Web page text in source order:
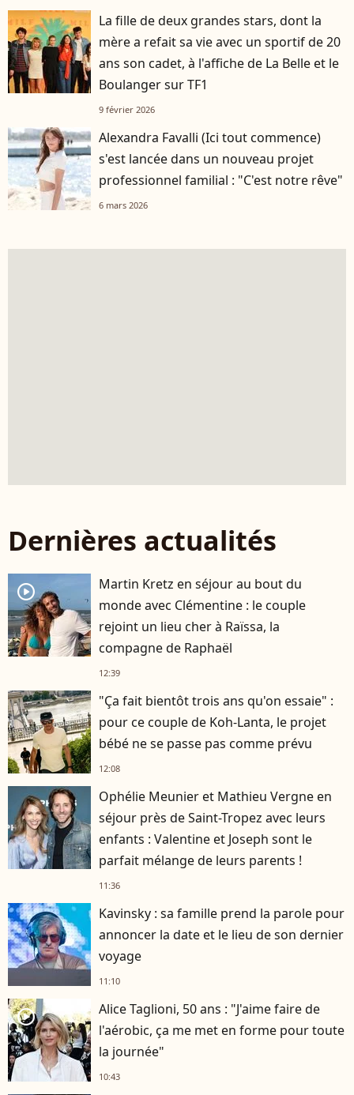
La fille de deux grandes stars, dont la
mère a refait sa vie avec un sportif de 20
ans son cadet, à l'affiche de La Belle et le
Boulanger sur TF1
9 février 2026
Alexandra Favalli (Ici tout commence)
s'est lancée dans un nouveau projet
professionnel familial : "C'est notre rêve"
6 mars 2026
Dernières actualités
player2
Martin Kretz en séjour au bout du
monde avec Clémentine : le couple
rejoint un lieu cher à Raïssa, la
compagne de Raphaël
12:39
"Ça fait bientôt trois ans qu'on essaie" :
pour ce couple de Koh-Lanta, le projet
bébé ne se passe pas comme prévu
12:08
Ophélie Meunier et Mathieu Vergne en
séjour près de Saint-Tropez avec leurs
enfants : Valentine et Joseph sont le
parfait mélange de leurs parents !
11:36
Kavinsky : sa famille prend la parole pour
annoncer la date et le lieu de son dernier
voyage
11:10
player2
Alice Taglioni, 50 ans : "J'aime faire de
l'aérobic, ça me met en forme pour toute
la journée"
10:43